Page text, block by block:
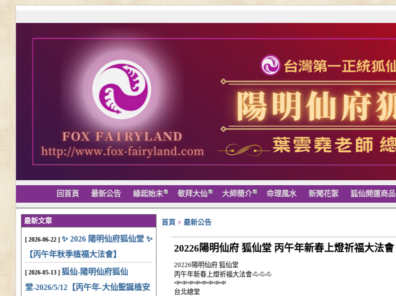
回首頁 最新公告 緣起始末 敬拜大仙 大師簡介 命理風水 新聞花絮 狐仙開運商品
最新文章
[ 2026-06-22 ] ✨ 2026 陽明仙府狐仙堂 ✨
【丙午年秋季植福大法會】
[ 2026-05-13 ] 狐仙-陽明仙府狐仙
堂-2026/5/12【丙午年-大仙聖誕植安
首頁 > 最新公告
20226陽明仙府 狐仙堂 丙午年新春上燈祈福大法會
20226陽明仙府 狐仙堂
丙午年新春上燈祈福大法會🐴🐴🐴
📣📣📣📣📣📣📣📣
台北總堂